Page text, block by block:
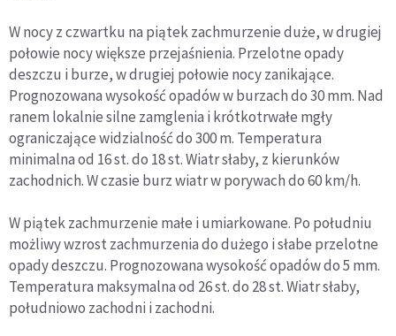
W nocy z czwartku na piątek zachmurzenie duże, w drugiej
połowie nocy większe przejaśnienia. Przelotne opady
deszczu i burze, w drugiej połowie nocy zanikające.
Prognozowana wysokość opadów w burzach do 30 mm. Nad
ranem lokalnie silne zamglenia i krótkotrwałe mgły
ograniczające widzialność do 300 m. Temperatura
minimalna od 16 st. do 18 st. Wiatr słaby, z kierunków
zachodnich. W czasie burz wiatr w porywach do 60 km/h.
W piątek zachmurzenie małe i umiarkowane. Po południu
możliwy wzrost zachmurzenia do dużego i słabe przelotne
opady deszczu. Prognozowana wysokość opadów do 5 mm.
Temperatura maksymalna od 26 st. do 28 st. Wiatr słaby,
południowo zachodni i zachodni.